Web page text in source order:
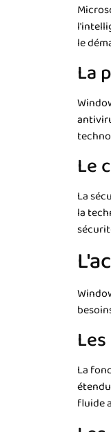
le
La
Le
La
la
La
fluide